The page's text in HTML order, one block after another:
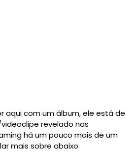
aqui com um álbum, ele está de
revelado nas
há um pouco mais de um
mais sobre abaixo.